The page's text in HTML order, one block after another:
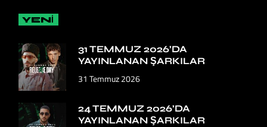
YENİ
31 TEMMUZ 2026’DA
YAYINLANAN ŞARKILAR
31 Temmuz 2026
24 TEMMUZ 2026’DA
YAYINLANAN ŞARKILAR